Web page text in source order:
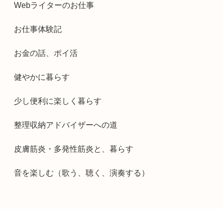
Webライターのお仕事
お仕事体験記
お金の話、ポイ活
健やかに暮らす
少し便利に楽しく暮らす
整理収納アドバイザーへの道
皮膚筋炎・多発性筋炎と、暮らす
音を楽しむ（歌う、聴く、演奏する）